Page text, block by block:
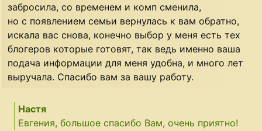
забросила, со временем и комп сменила,
но с появлением семьи вернулась к вам обратно,
искала вас снова, конечно выбор у меня есть тех
блогеров которые готовят, так ведь именно ваша
подача информации для меня удобна, и много лет
выручала. Спасибо вам за вашу работу.
Настя
Евгения, большое спасибо Вам, очень приятно!